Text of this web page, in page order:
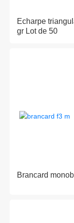
Echarpe
gr Lot de 50
Brancard